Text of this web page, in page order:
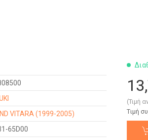
VITARA (1999-2005)
65D00
(Τιμή
Tιμή